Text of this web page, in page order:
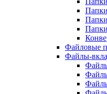
Файловые
Файлы-